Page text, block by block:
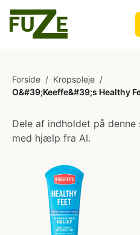
Forside / Kropspleje /
O&#39;Keeffe&#39;s Healthy
Dele af indholdet på
med hjælp fra AI.